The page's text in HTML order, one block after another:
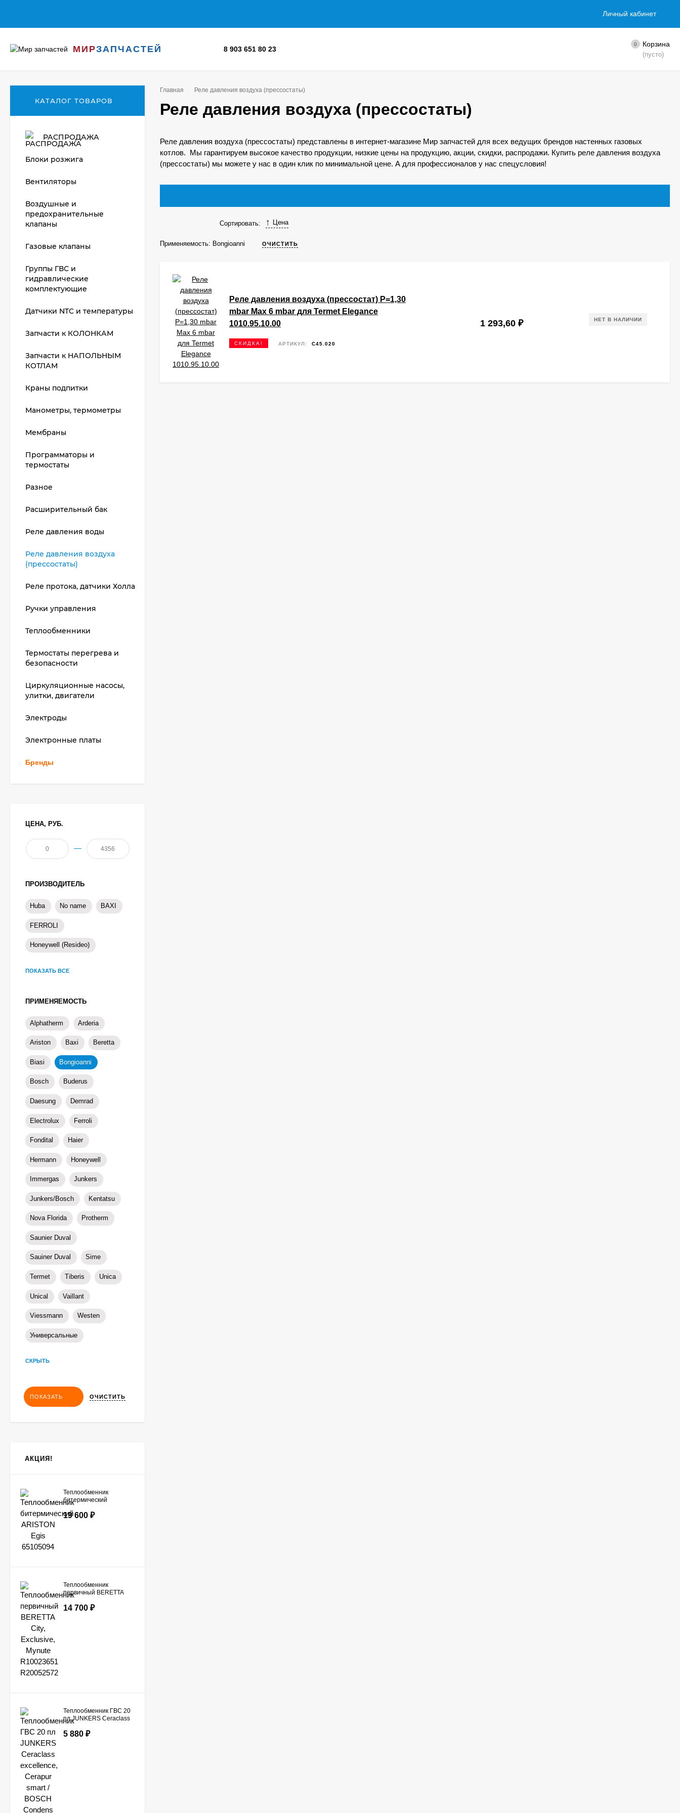
Личный кабинет
МИРЗАПЧАСТЕЙ 8 903 651 80 23
0 Корзина
(пусто)
Главная Реле давления воздуха (прессостаты)
Реле давления воздуха (прессостаты)
Реле давления воздуха (прессостаты) представлены в интернет-магазине Мир запчастей для всех ведущих брендов настенных газовых
котлов. Мы гарантируем высокое качество продукции, низкие цены на продукцию, акции, скидки, распродажи. Купить реле давления воздуха
(прессостаты) мы можете у нас в один клик по минимальной цене. А для профессионалов у нас спецусловия!
Сортировать: Цена
Применяемость: Bongioanni ОЧИСТИТЬ
Реле давления воздуха (прессостат) P=1,30
mbar Max 6 mbar для Termet Elegance
1010.95.10.00
СКИДКА! АРТИКУЛ: C45.020
1 293,60₽ НЕТ В НАЛИЧИИ
КАТАЛОГ ТОВАРОВ
РАСПРОДАЖА
Блоки розжига
Вентиляторы
Воздушные и
предохранительные
клапаны
Газовые клапаны
Группы ГВС и
гидравлические
комплектующие
Датчики NTC и температуры
Запчасти к КОЛОНКАМ
Запчасти к НАПОЛЬНЫМ
КОТЛАМ
Краны подпитки
Манометры, термометры
Мембраны
Программаторы и
термостаты
Разное
Расширительный бак
Реле давления воды
Реле давления воздуха
(прессостаты)
Реле протока, датчики Холла
Ручки управления
Теплообменники
Термостаты перегрева и
безопасности
Циркуляционные насосы,
улитки, двигатели
Электроды
Электронные платы
Бренды
ЦЕНА, РУБ.
—
ПРОИЗВОДИТЕЛЬ
Huba No name BAXI
FERROLI
Honeywell (Resideo)
ПОКАЗАТЬ ВСЕ
ПРИМЕНЯЕМОСТЬ
Alphatherm Arderia
Ariston Baxi Beretta
Biasi Bongioanni
Bosch Buderus
Daesung Demrad
Electrolux Ferroli
Fondital Haier
Hermann Honeywell
Immergas Junkers
Junkers/Bosch Kentatsu
Nova Florida Protherm
Saunier Duval
Sauiner Duval Sime
Termet Tiberis Unica
Unical Vaillant
Viessmann Westen
Универсальные
СКРЫТЬ
ПОКАЗАТЬ ОЧИСТИТЬ
АКЦИЯ!
Теплообменник
битермический
65105094
19 600 ₽
Теплообменник
первичный BERETTA
R10023651 R20052572
14 700 ₽
Теплообменник ГВС 20
пл JUNKERS Ceraclass
smart / BOSCH Condens
5 880 ₽